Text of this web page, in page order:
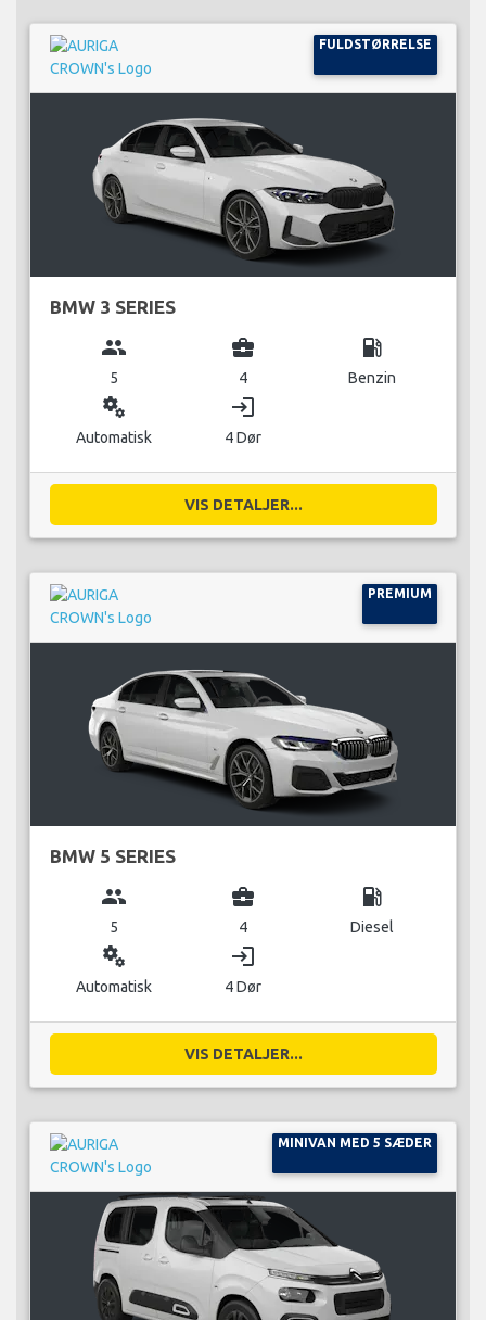
FULDSTØRRELSE
BMW 3 SERIES
group
5
business_center
4
local_gas_station
Benzin
miscellaneous_services
Automatisk
login
4 Dør
VIS DETALJER...
PREMIUM
BMW 5 SERIES
group
5
business_center
4
local_gas_station
Diesel
miscellaneous_services
Automatisk
login
4 Dør
VIS DETALJER...
MINIVAN MED 5 SÆDER